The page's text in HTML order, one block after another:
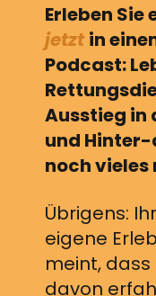
Erleben Sie
jetzt in
Podcast:
Ausstieg in
und
noch vieles
Übrigens:
eigene
meint,
davon